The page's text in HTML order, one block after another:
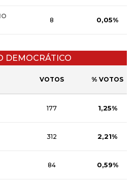
8 0,05%
DEMOCRÁTICO
VOTOS % VOTOS
177 1,25%
312 2,21%
84 0,59%